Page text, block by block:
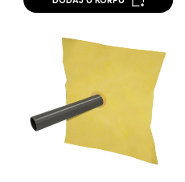
Revestech Linear Basic
Duo 90 cm kupatilska tuš
kanalica sa 3m2
27.609,00 RSD / kom
DODAJ U KORPU